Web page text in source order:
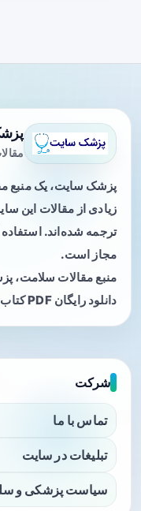
پزشک سایت، یک منبع
زیادی از مقالات این
ترجمه شده‌اند.
مجاز است.
منبع مقالات سلامت،
دانلود رایگان PDF کتاب‌های پزشکی.
شرکت
تماس با ما
تبلیغات در سایت
سیاست پزشکی و